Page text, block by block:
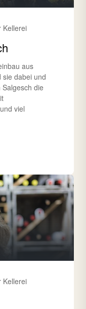
Kellerei
aus
sie dabei und
die
viel
Kellerei